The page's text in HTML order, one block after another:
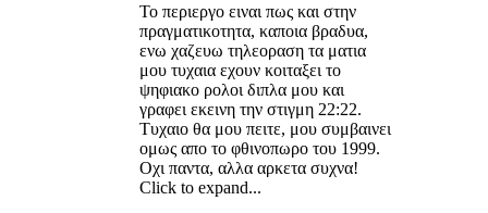
Το περιεργο ειναι πως και στην
πραγματικοτητα, καποια βραδυα,
ενω χαζευω τηλεοραση τα ματια
μου τυχαια εχουν κοιταξει το
ψηφιακο ρολοι διπλα μου και
γραφει εκεινη την στιγμη 22:22.
Τυχαιο θα μου πειτε, μου συμβαινει
ομως απο το φθινοπωρο του 1999.
Οχι παντα, αλλα αρκετα συχνα!
Click to expand...